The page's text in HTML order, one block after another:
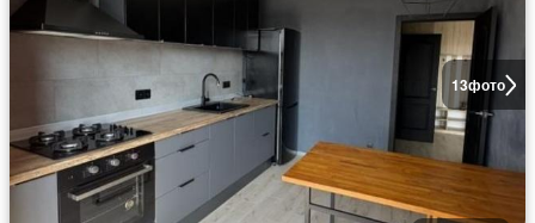
13фото